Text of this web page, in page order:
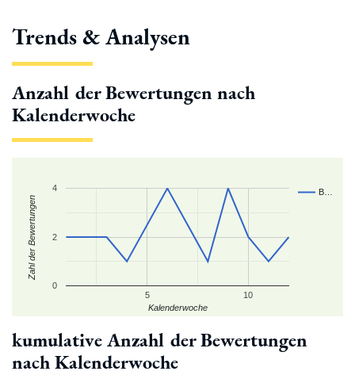
Trends & Analysen
Anzahl der Bewertungen nach
Kalenderwoche
B…
5 10
0
2
4
Kalenderwoche
Zahl der Bewertungen
kumulative Anzahl der Bewertungen
nach Kalenderwoche